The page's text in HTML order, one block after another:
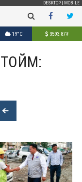
DESKTOP MOBILE
19°C 3593.87₮